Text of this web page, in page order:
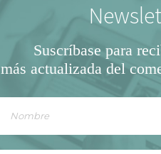
Suscríbase para
más actualizada del